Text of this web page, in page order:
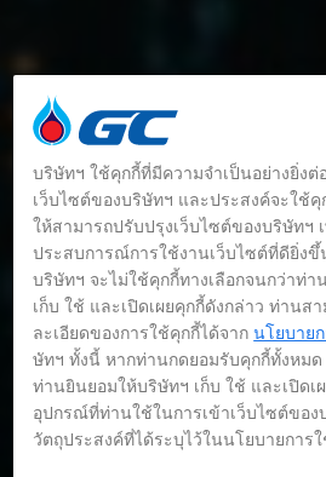
บริษัทฯ ใช้คุกกี้ที่มีความจำเป็นอย่างยิ่งต่
เว็บไซต์ของบริษัทฯ และประสงค์จะใช้คุ
ให้สามารถปรับปรุงเว็บไซต์ของบริษัทฯ
ประสบการณ์การใช้งานเว็บไซต์ที่ดียิ่งขึ้
บริษัทฯ จะไม่ใช้คุกกี้ทางเลือกจนกว่าท่า
เก็บ ใช้ และเปิดเผยคุกกี้ดังกล่าว ท่านส
ละเอียดของการใช้คุกกี้ได้จากนโยบาย
ษัทฯ ทั้งนี้ หากท่านกดยอมรับคุกกี้ทั้งหมด
ท่านยินยอมให้บริษัทฯ เก็บ ใช้ และเปิดเ
อุปกรณ์ที่ท่านใช้ในการเข้าเว็บไซต์ของ
วัตถุประสงค์ที่ได้ระบุไว้ในนโยบายการ